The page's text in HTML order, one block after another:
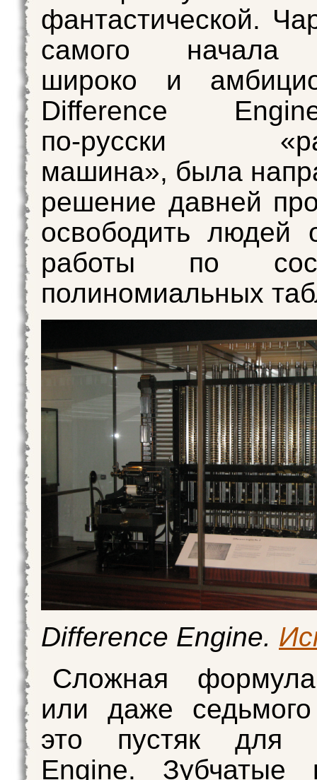
фантастической.
самого начала
широко и
Difference
по‑русски
машина», была
решение давней
освободить людей
работы по
полиномиальных
Difference Engine.
Сложная
или даже
это пустяк для
Engine. Зубчатые